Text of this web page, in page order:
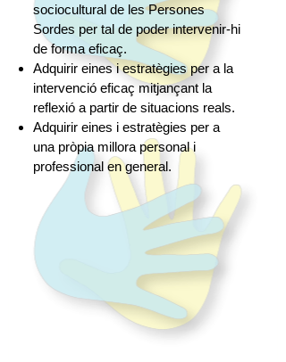
sociocultural de les Persones
Sordes per tal de poder intervenir-hi
de forma eficaç.
Adquirir eines i estratègies per a la
intervenció eficaç mitjançant la
reflexió a partir de situacions reals.
Adquirir eines i estratègies per a
una pròpia millora personal i
professional en general.